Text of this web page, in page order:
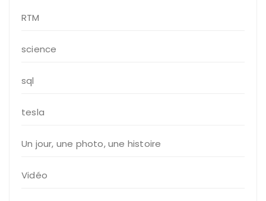
RTM
science
sql
tesla
Un jour, une photo, une histoire
Vidéo